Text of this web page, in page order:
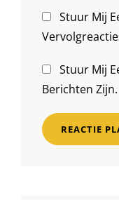
Stuur Mij
Stuur Mij
Berichten Zijn.